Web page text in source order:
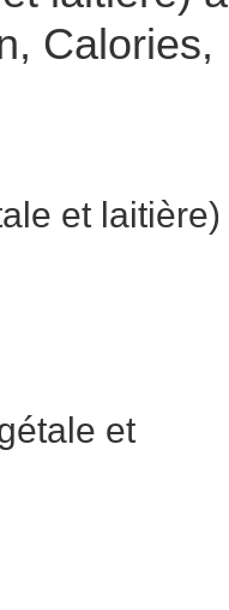
Calories,
et laitière)
et